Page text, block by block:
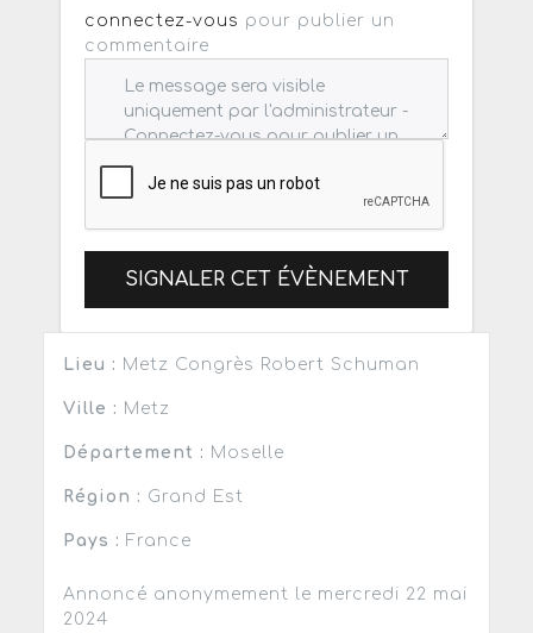
connectez-vous pour publier un
commentaire
SIGNALER CET ÉVÈNEMENT
Lieu : Metz Congrès Robert Schuman
Ville : Metz
Département : Moselle
Région : Grand Est
Pays : France
Annoncé anonymement le mercredi 22 mai
2024